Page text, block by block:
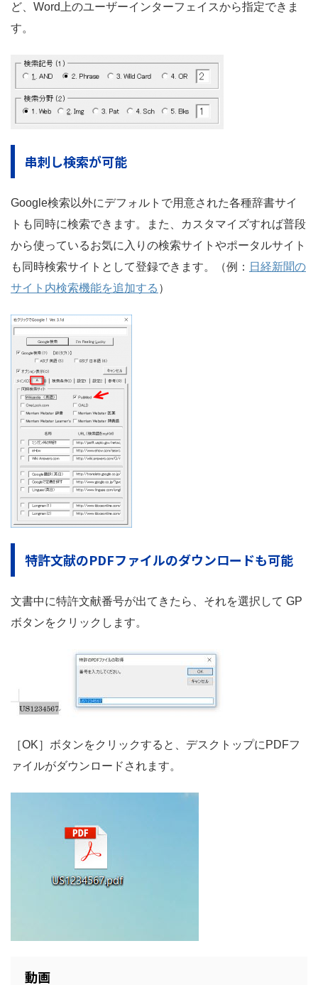
ど、Word上のユーザーインターフェイスから指定できま
す。
串刺し検索が可能
Google検索以外にデフォルトで用意された各種辞書サイ
トも同時に検索できます。また、カスタマイズすれば普段
から使っているお気に入りの検索サイトやポータルサイト
も同時検索サイトとして登録できます。（例： 日経新聞の
サイト内検索機能を追加する ）
特許文献のPDFファイルのダウンロードも可能
文書中に特許文献番号が出てきたら、それを選択して GP
ボタンをクリックします。
［OK］ボタンをクリックすると、デスクトップにPDFフ
ァイルがダウンロードされます。
動画